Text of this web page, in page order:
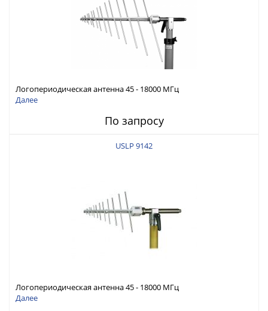
Логопериодическая антенна 45 - 18000 МГц
Далее
По запросу
USLP 9142
Логопериодическая антенна 45 - 18000 МГц
Далее